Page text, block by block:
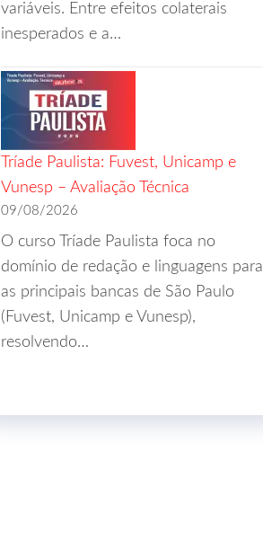
variáveis. Entre efeitos colaterais
inesperados e a…
Tríade Paulista: Fuvest, Unicamp e
Vunesp – Avaliação Técnica
09/08/2026
O curso Tríade Paulista foca no
domínio de redação e linguagens para
as principais bancas de São Paulo
(Fuvest, Unicamp e Vunesp),
resolvendo…